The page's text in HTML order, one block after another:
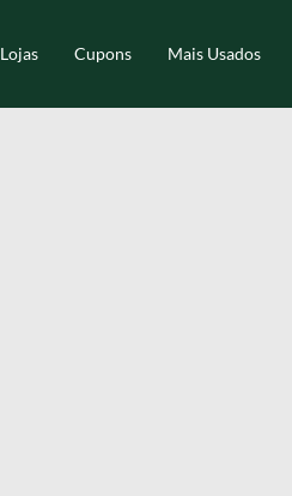
Lojas Cupons Mais Usados